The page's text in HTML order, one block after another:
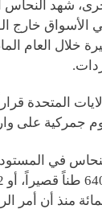
شهد النحاس
الأسواق خارج
خلال العام
المتحدة
جمركية على
في
550 في المائة منذ